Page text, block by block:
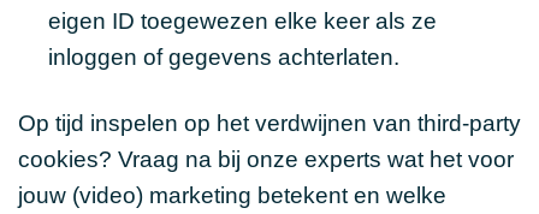
eigen ID toegewezen elke keer als ze
inloggen of gegevens achterlaten.
Op tijd inspelen op het verdwijnen van third-party
cookies? Vraag na bij onze experts wat het voor
jouw (video) marketing betekent en welke